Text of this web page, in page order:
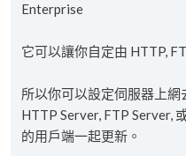
Enterprise
它可以讓你自定由 HTTP,
所以你可以設定伺服器上
HTTP Server, FTP Server,
的用戶端一起更新。